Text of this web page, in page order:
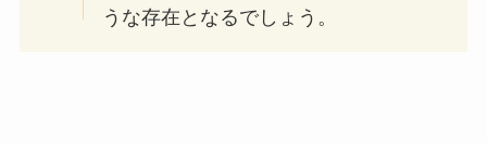
うな存在となるでしょう。